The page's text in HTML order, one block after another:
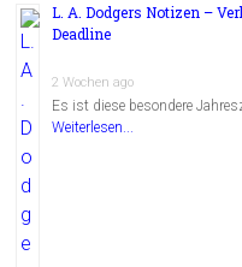
L. A. Dodgers Notizen –
Deadline
2 Wochen ago
Es ist diese besondere
Weiterlesen...